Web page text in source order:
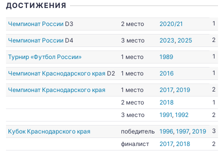
ДОСТИЖЕНИЯ
Чемпионат РоссииD3 2 место 2020/21 1
Чемпионат РоссииD4 3 место 2023, 2025 2
Турнир «Футбол России» 1 место 1989 1
Чемпионат Краснодарского края D2 1 место 2016 1
Чемпионат Краснодарского края 1 место 2017, 2019
2
2 место
2018
1
3 место
1991, 1992 2
Кубок Краснодарского края победитель 1996, 1997, 2019
3
финалист
2017, 2018 2